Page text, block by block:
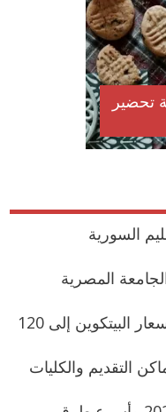
تحضير
السورية
المصرية
ستاندرد تشارترد: توقعات بارتفاع اسعار البيتكوين إلى 120
مواعيد وأماكن التقديم والكليات